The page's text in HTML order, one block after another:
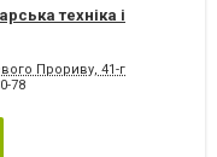
техніка і
Прориву, 41-г
78